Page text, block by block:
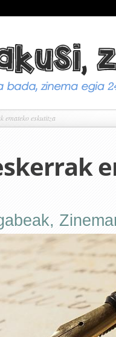
emateko eskutitza
,